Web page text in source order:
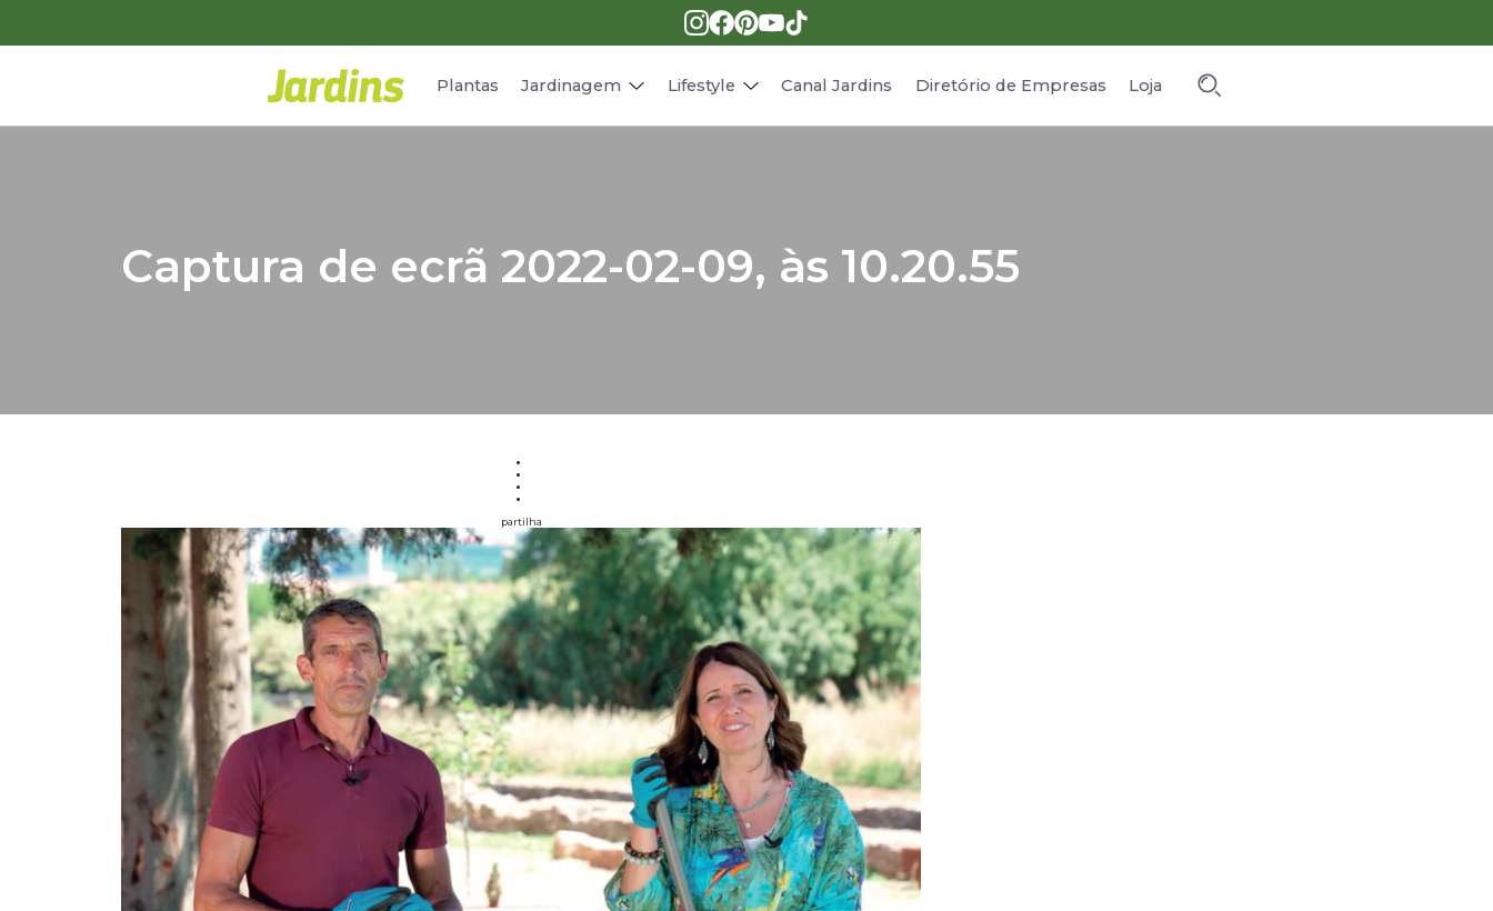
Plantas Jardinagem Lifestyle
Receitas
Canal Jardins Diretório de Empresas Loja
Captura de ecrã 2022-02-09, às 10.20.55
partilha